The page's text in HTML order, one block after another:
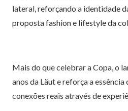
lateral, reforçando a identidade
proposta fashion e lifestyle da
Mais do que celebrar a Copa, o
anos da Läut e reforça a
conexões reais através de